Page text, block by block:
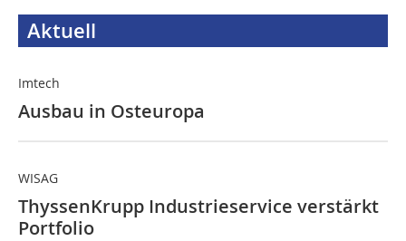
Aktuell
Imtech
Ausbau in Osteuropa
WISAG
ThyssenKrupp Industrieservice verstärkt
Portfolio